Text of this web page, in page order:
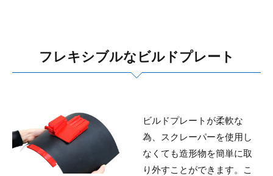
フレキシブルなビルドプレート
ビルドプレートが柔軟な
為、スクレーパーを使用し
なくても造形物を簡単に取
り外すことができます。こ